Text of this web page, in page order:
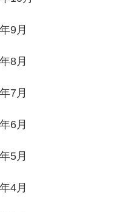
9月
8月
7月
6月
5月
4月